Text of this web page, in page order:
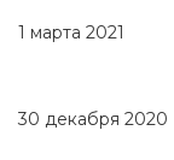
1 марта 2021
30 декабря 2020